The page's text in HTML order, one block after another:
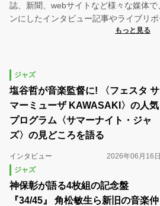
誌、新聞、webサイトなど様々な媒体
ンにしたインタビュー記事やライブリポ
ャズをはじめ、ロック、ブルース、ソ
ジャズ
塩谷哲が音楽監督に! 〈フェスタ サ
マーミューザ KAWASAKI〉の人気
プログラム〈サマーナイト・ジャ
ズ〉の見どころを語る
インタビュー
2026年06月16日
ジャズ
神保彰が語る4枚組の記念盤
『34/45』 角松敏生ら新旧の音楽仲